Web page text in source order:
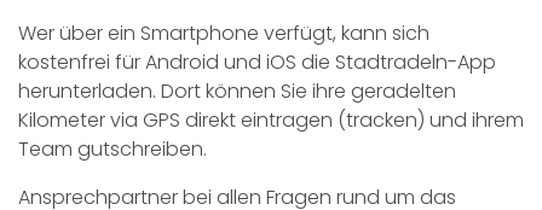
Wer über ein Smartphone verfügt, kann sich
kostenfrei für Android und iOS die Stadtradeln-App
herunterladen. Dort können Sie ihre geradelten
Kilometer via GPS direkt eintragen (tracken) und ihrem
Team gutschreiben.
Ansprechpartner bei allen Fragen rund um das